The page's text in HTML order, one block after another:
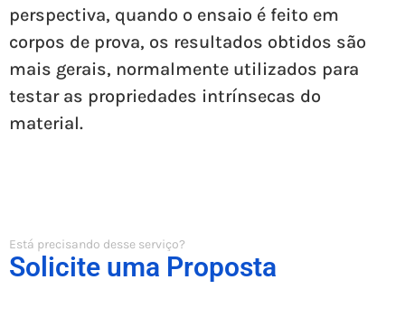
perspectiva, quando o ensaio é feito em
corpos de prova, os resultados obtidos são
mais gerais, normalmente utilizados para
testar as propriedades intrínsecas do
material.
Está precisando desse serviço?
Solicite uma Proposta